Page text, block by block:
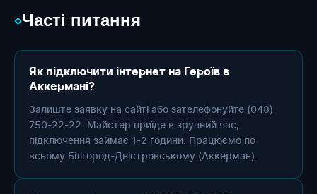
◇Часті питання
Як підключити інтернет на Героїв в
Аккермані?
Залиште заявку на сайті або зателефонуйте (048)
750-22-22. Майстер приїде в зручний час,
підключення займає 1-2 години. Працюємо по
всьому Білгород-Дністровському (Аккерман).